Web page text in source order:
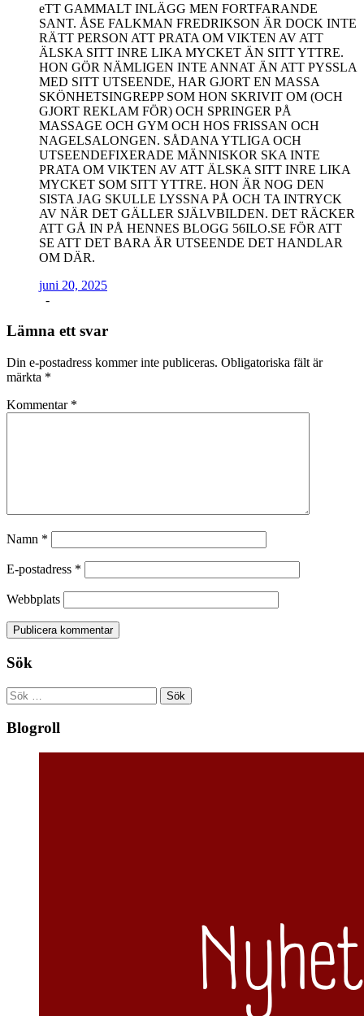
eTT GAMMALT INLÄGG MEN FORTFARANDE
SANT. ÅSE FALKMAN FREDRIKSON ÄR DOCK INTE
RÄTT PERSON ATT PRATA OM VIKTEN AV ATT
ÄLSKA SITT INRE LIKA MYCKET ÄN SITT YTTRE.
HON GÖR NÄMLIGEN INTE ANNAT ÄN ATT PYSSLA
MED SITT UTSEENDE, HAR GJORT EN MASSA
SKÖNHETSINGREPP SOM HON SKRIVIT OM (OCH
GJORT REKLAM FÖR) OCH SPRINGER PÅ
MASSAGE OCH GYM OCH HOS FRISSAN OCH
NAGELSALONGEN. SÅDANA YTLIGA OCH
UTSEENDEFIXERADE MÄNNISKOR SKA INTE
PRATA OM VIKTEN AV ATT ÄLSKA SITT INRE LIKA
MYCKET SOM SITT YTTRE. HON ÄR NOG DEN
SISTA JAG SKULLE LYSSNA PÅ OCH TA INTRYCK
AV NÄR DET GÄLLER SJÄLVBILDEN. DET RÄCKER
ATT GÅ IN PÅ HENNES BLOGG 56ILO.SE FÖR ATT
SE ATT DET BARA ÄR UTSEENDE DET HANDLAR
OM DÄR.
juni 20, 2025
-
Lämna ett svar
Din e-postadress kommer inte publiceras. Obligatoriska fält är
märkta *
Kommentar *
Namn *
E-postadress *
Webbplats
Sök
Sök
efter:
Blogroll